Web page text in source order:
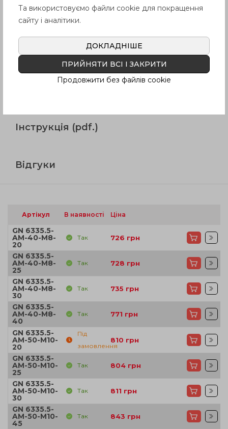
Продукція
Опис
Інструкція (pdf.)
Відгуки
Артікул В наявності Ціна
GN 6335.5-
AM-40-M8-
20
Так 726 грн
GN 6335.5-
AM-40-M8-
25
Так 728 грн
GN 6335.5-
AM-40-M8-
30
Так 735 грн
GN 6335.5-
AM-40-M8-
40
Так 771 грн
GN 6335.5-
AM-50-M10-
20
Під
замовлення
810 грн
GN 6335.5-
AM-50-M10-
25
Так 804 грн
GN 6335.5-
AM-50-M10-
30
Так 811 грн
GN 6335.5-
AM-50-M10-
45
Так 843 грн
Та використовуємо файли cookie для покращення
сайту і аналітики.
ДОКЛАДНІШЕ
ПРИЙНЯТИ ВСІ І ЗАКРИТИ
Продовжити без файлів cookie